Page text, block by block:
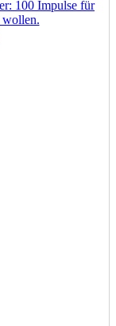
100 Impulse für
wollen.